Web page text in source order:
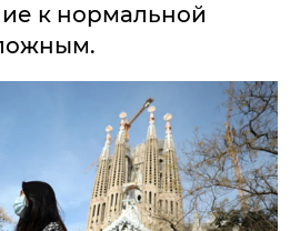
к нормальной